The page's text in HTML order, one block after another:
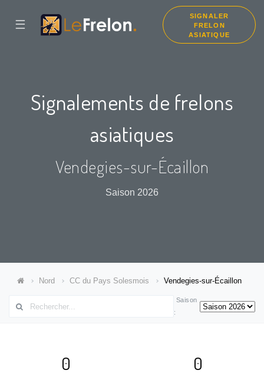
☰
SIGNALER
FRELON
ASIATIQUE
Signalements de frelons
asiatiques
Vendegies-sur-Écaillon
Saison 2026
Nord CC du Pays Solesmois Vendegies-sur-Écaillon
Saison
:
0 0